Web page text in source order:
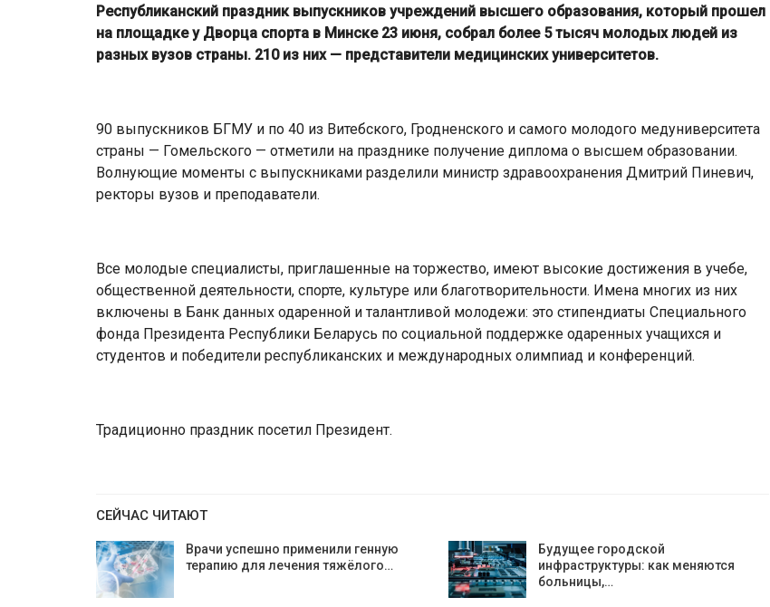
Республиканский праздник выпускников учреждений высшего образования, который прошел
на площадке у Дворца спорта в Минске 23 июня, собрал более 5 тысяч молодых людей из
разных вузов страны. 210 из них — представители медицинских университетов.
90 выпускников БГМУ и по 40 из Витебского, Гродненского и самого молодого медуниверситета
страны — Гомельского — отметили на празднике получение диплома о высшем образовании.
Волнующие моменты с выпускниками разделили министр здравоохранения Дмитрий Пиневич,
ректоры вузов и преподаватели.
Все молодые специалисты, приглашенные на торжество, имеют высокие достижения в учебе,
общественной деятельности, спорте, культуре или благотворительности. Имена многих из них
включены в Банк данных одаренной и талантливой молодежи: это стипендиаты Специального
фонда Президента Республики Беларусь по социальной поддержке одаренных учащихся и
студентов и победители республиканских и международных олимпиад и конференций.
Традиционно праздник посетил Президент.
СЕЙЧАС ЧИТАЮТ
Врачи успешно применили генную
терапию для лечения тяжёлого…
Будущее городской
инфраструктуры: как меняются
больницы,…